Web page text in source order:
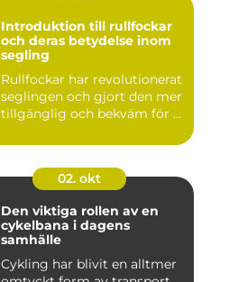
Introduktion till rullfockar
och deras betydelse inom
segling
Rullfockar har revolutionerat
seglingen och gjort den mer
tillgänglig och bekväm för ...
02. okt
Den viktiga rollen av en
cykelbana i dagens
samhälle
Cykling har blivit en alltmer